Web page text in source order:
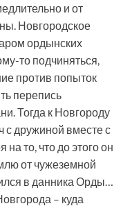
и от
Новгородское
ордынских
то подчиняться,
против попыток
перепись
Тогда к Новгороду
с дружиной вместе с
на то, что до этого он
от чужеземной
в данника Орды…
– куда